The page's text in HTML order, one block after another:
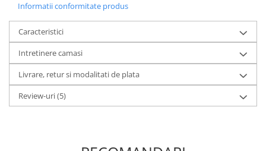
Informatii conformitate produs
Caracteristici
Intretinere camasi
Livrare, retur si modalitati de plata
Review-uri(5)